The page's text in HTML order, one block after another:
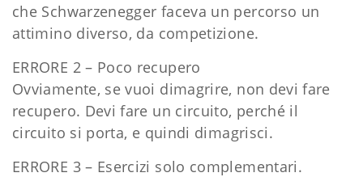
che Schwarzenegger faceva un percorso un
attimino diverso, da competizione.
ERRORE 2 – Poco recupero
Ovviamente, se vuoi dimagrire, non devi fare
recupero. Devi fare un circuito, perché il
circuito si porta, e quindi dimagrisci.
ERRORE 3 – Esercizi solo complementari.